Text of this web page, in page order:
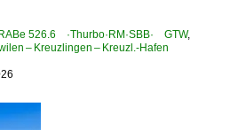
'Churchill-Pfeil'
Speisewagen Gesellschaft ·SSG·
526.6 ·Thurbo·RM·SBB· GTW,
– Kreuzlingen – Kreuzl.-Hafen